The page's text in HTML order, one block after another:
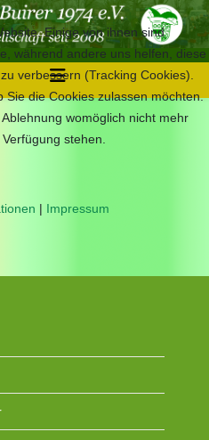
Einige von ihnen sind
während andere uns helfen, diese
verbessern (Tracking Cookies).
die Cookies zulassen möchten.
womöglich nicht mehr
stehen.
| Impressum